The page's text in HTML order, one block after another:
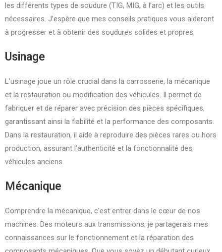
les différents types de soudure (TIG, MIG, à l’arc) et les outils
nécessaires. J’espère que mes conseils pratiques vous aideront
à progresser et à obtenir des soudures solides et propres.
Usinage
L’usinage joue un rôle crucial dans la carrosserie, la mécanique
et la restauration ou modification des véhicules. Il permet de
fabriquer et de réparer avec précision des pièces spécifiques,
garantissant ainsi la fiabilité et la performance des composants.
Dans la restauration, il aide à reproduire des pièces rares ou hors
production, assurant l’authenticité et la fonctionnalité des
véhicules anciens.
Mécanique
Comprendre la mécanique, c’est entrer dans le cœur de nos
machines. Des moteurs aux transmissions, je partagerais mes
connaissances sur le fonctionnement et la réparation des